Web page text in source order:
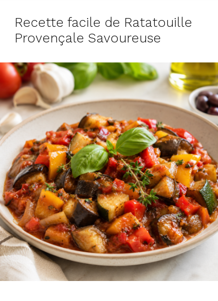
Recette facile de Ratatouille
Provençale Savoureuse